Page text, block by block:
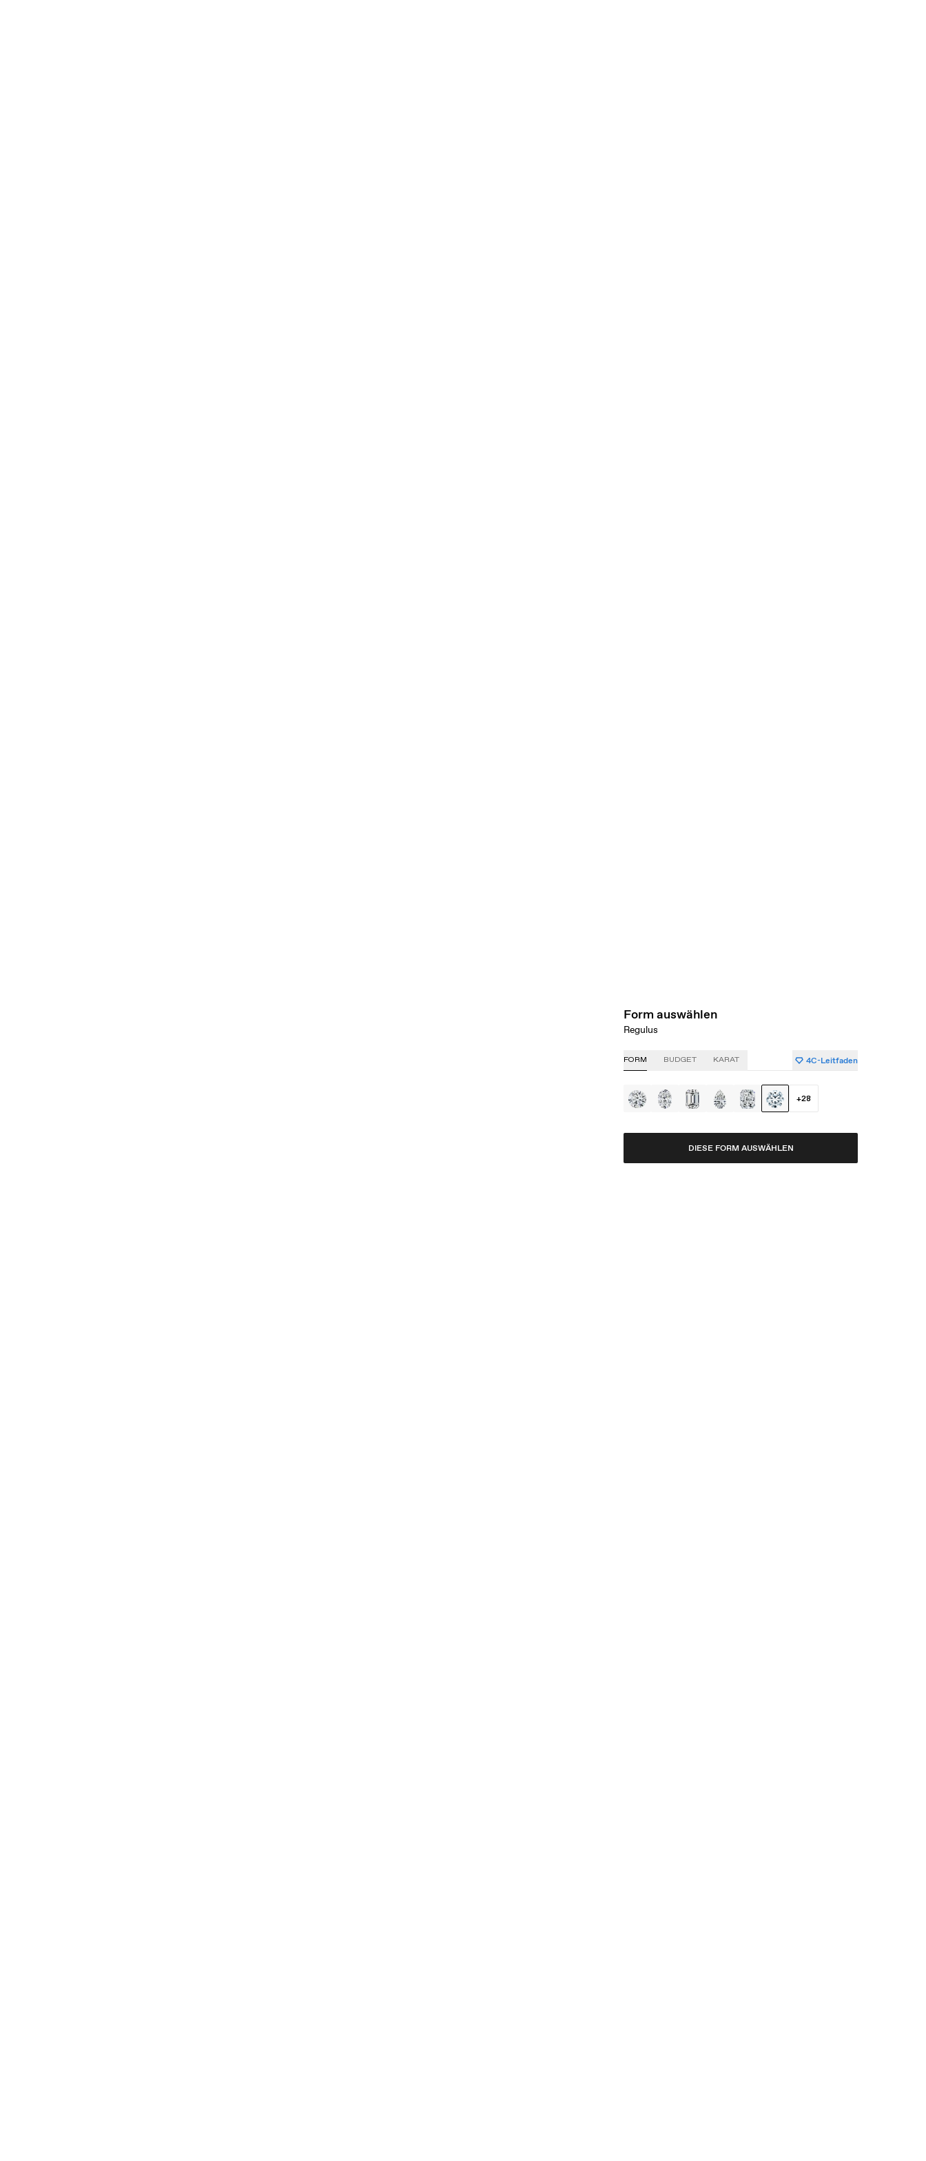
Form auswählen
Regulus
FORM BUDGET KARAT 4C-Leitfaden
+28
DIESE FORM AUSWÄHLEN